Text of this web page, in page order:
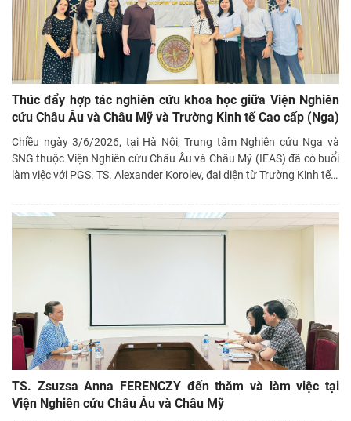
Thúc đẩy hợp tác nghiên cứu khoa học giữa Viện Nghiên
cứu Châu Âu và Châu Mỹ và Trường Kinh tế Cao cấp (Nga)
Chiều ngày 3/6/2026, tại Hà Nội, Trung tâm Nghiên cứu Nga và
SNG thuộc Viện Nghiên cứu Châu Âu và Châu Mỹ (IEAS) đã có buổi
làm việc với PGS. TS. Alexander Korolev, đại diện từ Trường Kinh tế…
TS. Zsuzsa Anna FERENCZY đến thăm và làm việc tại
Viện Nghiên cứu Châu Âu và Châu Mỹ